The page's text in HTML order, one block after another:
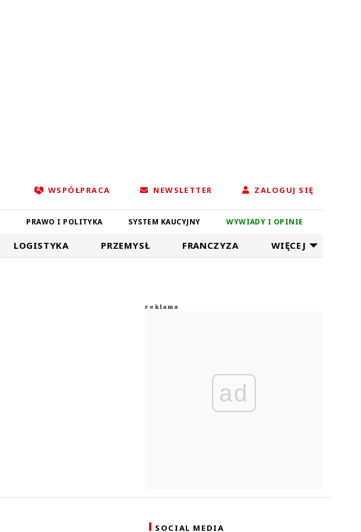
WSPÓŁPRACA NEWSLETTER ZALOGUJ SIĘ
PRAWO I POLITYKA SYSTEM KAUCYJNY WYWIADY I OPINIE
LOGISTYKA PRZEMYSŁ FRANCZYZA WIĘCEJ
ad
SOCIAL MEDIA